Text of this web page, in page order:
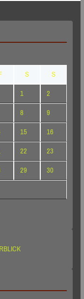
S
S
1
2
8
9
15
16
22
23
29
30